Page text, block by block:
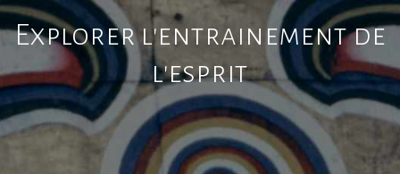
Explorer l'entrainement de
l'esprit